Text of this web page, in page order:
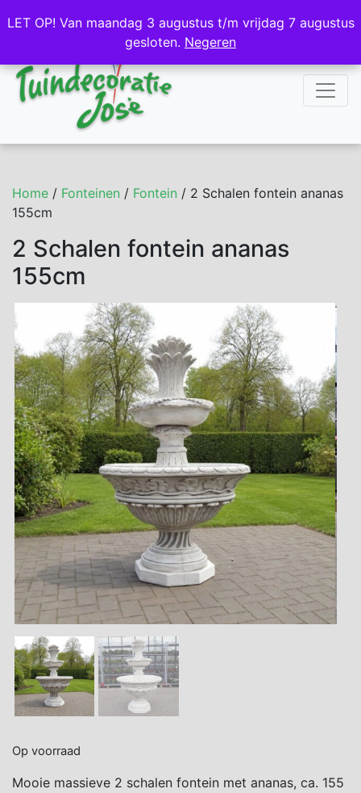
NL DE
Home / Fonteinen / Fontein / 2 Schalen fontein ananas
155cm
2 Schalen fontein ananas
155cm
Op voorraad
Mooie massieve 2 schalen fontein met ananas, ca. 155
LET OP! Van maandag 3 augustus t/m vrijdag 7 augustus
gesloten. Negeren
LET OP! Van maandag 3 augustus t/m vrijdag 7 augustus
gesloten. Negeren